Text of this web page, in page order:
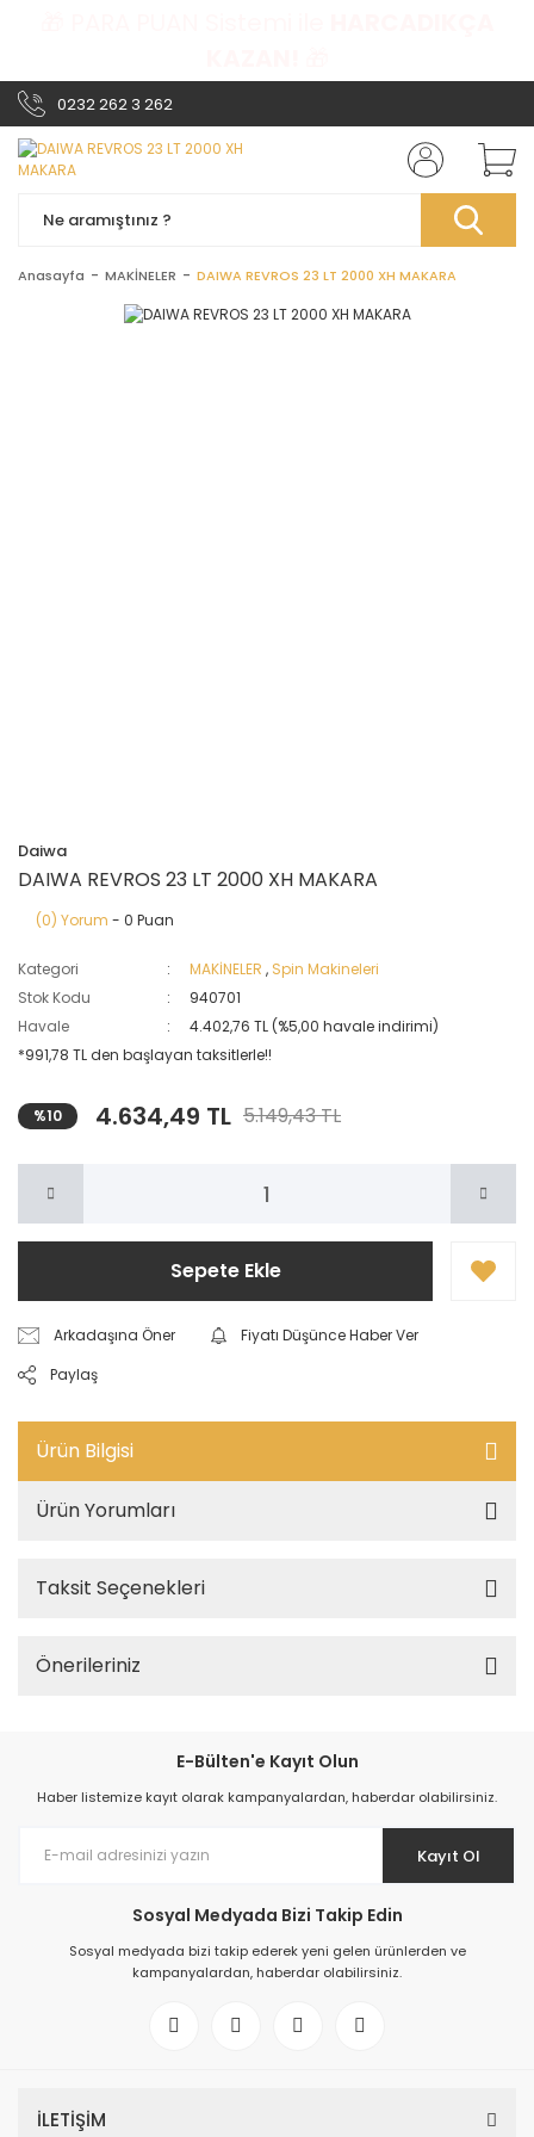
0232 262 3 262
Anasayfa MAKİNELER DAIWA REVROS 23 LT 2000 XH MAKARA
Daiwa
DAIWA REVROS 23 LT 2000 XH MAKARA
(0) Yorum - 0 Puan
Kategori MAKİNELER , Spin Makineleri
Stok Kodu
940701
Havale
4.402,76 TL (%5,00 havale indirimi)
*991,78 TL den başlayan taksitlerle!!
%10 4.634,49 TL 5.149,43 TL
Sepete Ekle
Arkadaşına Öner
Fiyatı Düşünce Haber Ver
Paylaş
Ürün Bilgisi
Ürün Yorumları
Taksit Seçenekleri
Önerileriniz
E-Bülten'e Kayıt Olun
Haber listemize kayıt olarak kampanyalardan, haberdar olabilirsiniz.
Kayıt Ol
Sosyal Medyada Bizi Takip Edin
Sosyal medyada bizi takip ederek yeni gelen ürünlerden ve
kampanyalardan, haberdar olabilirsiniz.
İLETİŞİM